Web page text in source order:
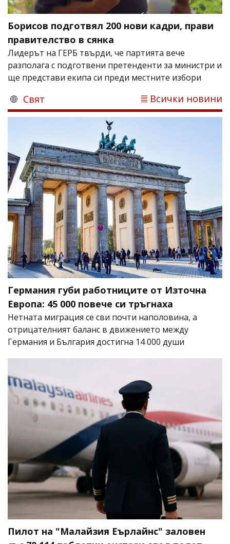
Борисов подготвял 200 нови кадри, прави
правителство в сянка
Лидерът на ГЕРБ твърди, че партията вече
разполага с подготвени претенденти за министри и
ще представи екипа си преди местните избори
Свят Всички новини
Германия губи работниците от Източна
Европа: 45 000 повече си тръгнаха
Нетната миграция се сви почти наполовина, а
отрицателният баланс в движението между
Германия и България достигна 14 000 души
Пилот на "Малайзия Еърлайнс" заловен